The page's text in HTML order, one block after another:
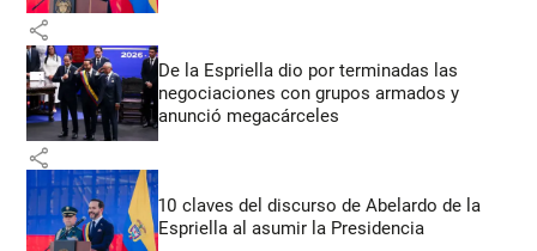
share
De la Espriella dio por terminadas las
negociaciones con grupos armados y
anunció megacárceles
share
10 claves del discurso de Abelardo de la
Espriella al asumir la Presidencia